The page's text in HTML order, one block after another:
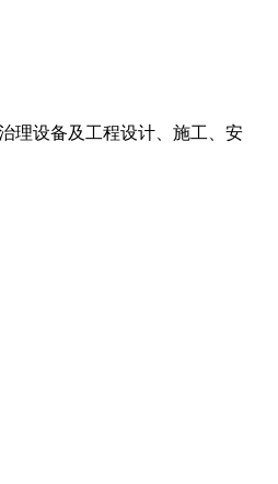
理设备及工程设计、施工、安